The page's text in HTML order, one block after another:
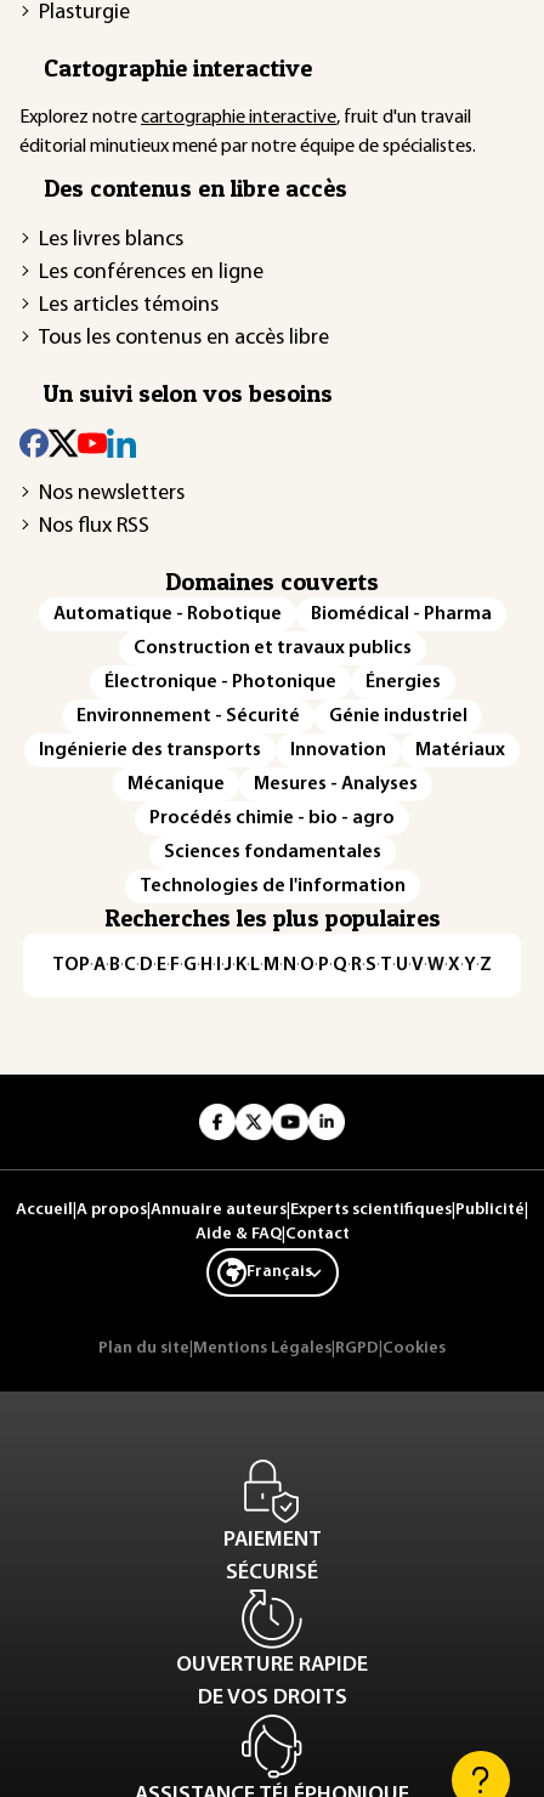
Plasturgie
Cartographie interactive
Explorez notrecartographie interactive, fruit d'un travail
éditorial minutieux mené par notre équipe de spécialistes.
Des contenus en libre accès
Les livres blancs
Les conférences en ligne
Les articles témoins
Tous les contenus en accès libre
Un suivi selon vos besoins
Nos newsletters
Nos flux RSS
Domaines couverts
Automatique - Robotique
Biomédical - Pharma
Construction et travaux publics
Électronique - Photonique
Énergies
Environnement - Sécurité
Génie industriel
Ingénierie des transports
Innovation
Matériaux
Mécanique
Mesures - Analyses
Procédés chimie - bio - agro
Sciences fondamentales
Technologies de l'information
Recherches les plus populaires
TOP·A·B·C· D· E· F·G· H · ·J· K· L· M · N ·O· P·Q· R·S·T·U·V·W·X·Y·Z
Accueil A propos Annuaire auteurs Experts scientifiques Publicité
Aide & FAQ| Contact
Français
Plan du site Mentions Légales RGPD Cookies
PAIEMENT
SÉCURISÉ
OUVERTURE RAPIDE
DE VOS DROITS